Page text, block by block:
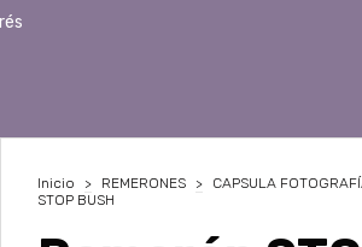
Inicio > REMERONES > CAPSULA
STOP BUSH